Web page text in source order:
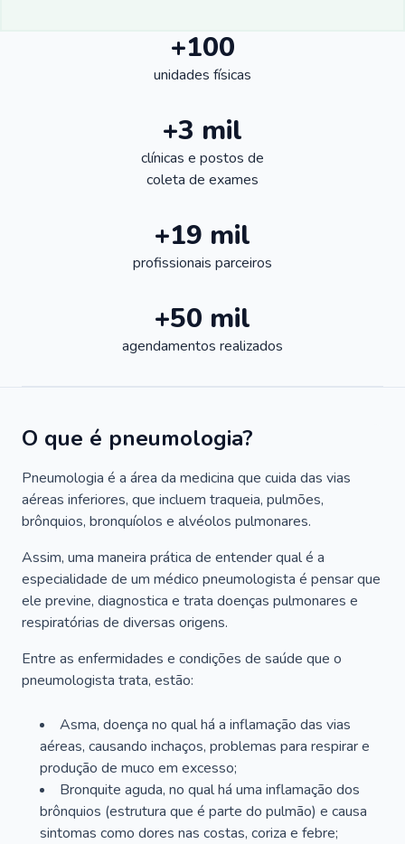
+100
unidades físicas
+3 mil
clínicas e postos de
coleta de exames
+19 mil
profissionais parceiros
+50 mil
agendamentos realizados
O que é pneumologia?
Pneumologia é a área da medicina que cuida das vias
aéreas inferiores, que incluem traqueia, pulmões,
brônquios, bronquíolos e alvéolos pulmonares.
Assim, uma maneira prática de entender qual é a
especialidade de um médico pneumologista é pensar que
ele previne, diagnostica e trata doenças pulmonares e
respiratórias de diversas origens.
Entre as enfermidades e condições de saúde que o
pneumologista trata, estão:
Asma, doença no qual há a inflamação das vias
aéreas, causando inchaços, problemas para respirar e
produção de muco em excesso;
Bronquite aguda, no qual há uma inflamação dos
brônquios (estrutura que é parte do pulmão) e causa
sintomas como dores nas costas, coriza e febre;